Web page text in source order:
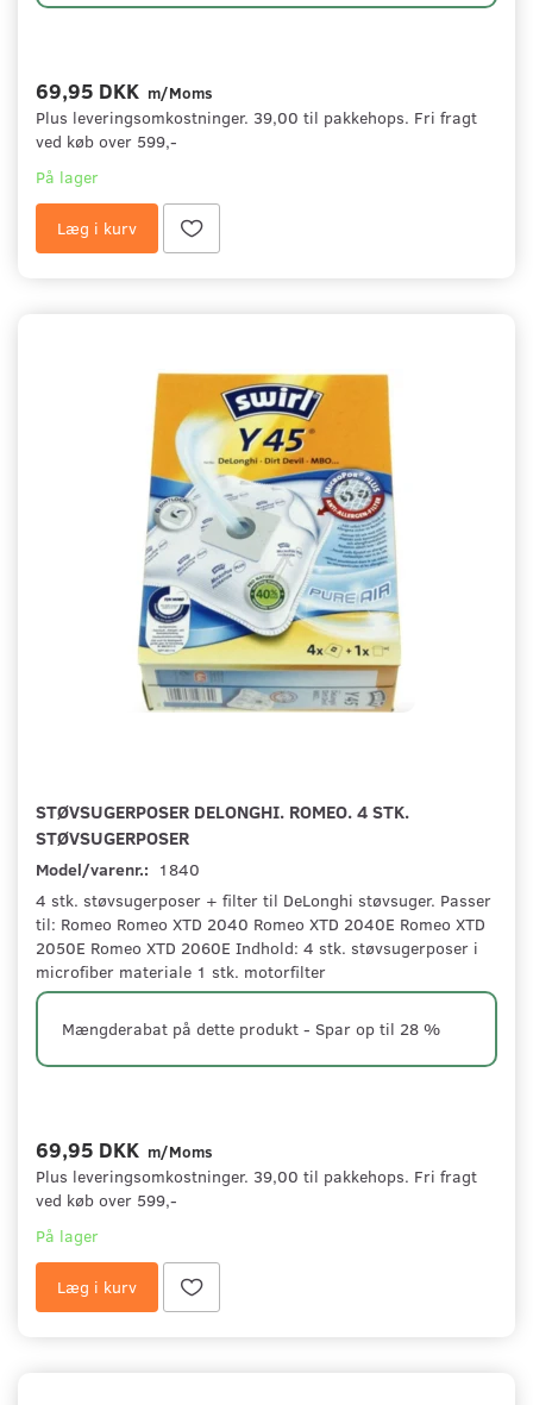
69,95 DKK m/Moms
Plus leveringsomkostninger. 39,00 til pakkehops. Fri fragt
ved køb over 599,-
På lager
Læg i kurv
STØVSUGERPOSER DELONGHI. ROMEO. 4 STK.
STØVSUGERPOSER
Model/varenr.: 1840
4 stk. støvsugerposer + filter til DeLonghi støvsuger. Passer
til: Romeo Romeo XTD 2040 Romeo XTD 2040E Romeo XTD
2050E Romeo XTD 2060E Indhold: 4 stk. støvsugerposer i
microfiber materiale 1 stk. motorfilter
Mængderabat på dette produkt - Spar op til 28 %
69,95 DKK m/Moms
Plus leveringsomkostninger. 39,00 til pakkehops. Fri fragt
ved køb over 599,-
På lager
Læg i kurv